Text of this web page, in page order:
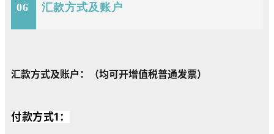
06 汇款方式及账户
汇款方式及账户：（均可开增值税普通发票）
付款方式1：